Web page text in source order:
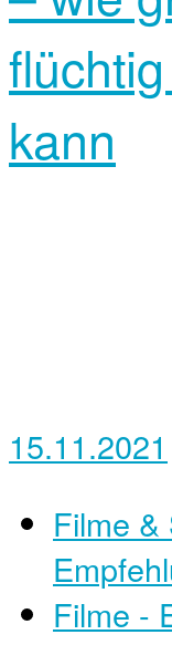
kann
15.11.2021
Filme &
Filme -